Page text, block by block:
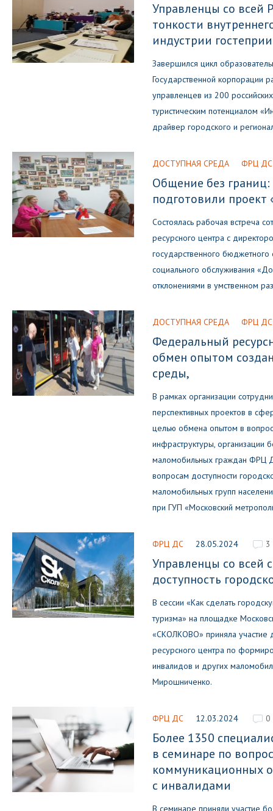
Управленцы со всей
тонкости
индустрии
Завершился цикл
Государственной корпорации
управленцев из 200
туристическим потенциалом
драйвер городского и
ДОСТУПНАЯ СРЕДА ФРЦ ДС
Общение без
подготовили проект
Состоялась рабочая встреча
ресурсного центра с
государственного
социального обслуживания
отклонениями в умственном
ДОСТУПНАЯ СРЕДА ФРЦ ДС
Федеральный
обмен опытом
среды,
В рамках организации
перспективных проектов в
целью обмена опытом в
инфраструктуры, организации
маломобильных граждан ФРЦ
вопросам доступности
маломобильных групп
при ГУП «Московский
ФРЦ ДС 28.05.2024 3
Управленцы со всей
доступность
В сессии «Как сделать
туризма» на площадке
«СКОЛКОВО» приняла участие
ресурсного центра по
инвалидов и других
Мирошниченко.
ФРЦ ДС 12.03.2024 0
Более 1350
в семинаре по
коммуникационных
с инвалидами
В семинаре приняли участие